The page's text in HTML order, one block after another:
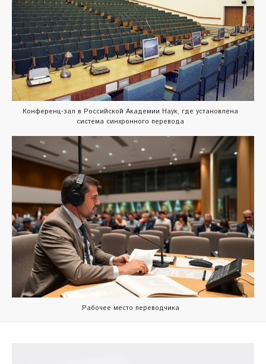
Конференц-зал в Российской Академии Наук, где установлена
система синхронного перевода
Рабочее место переводчика